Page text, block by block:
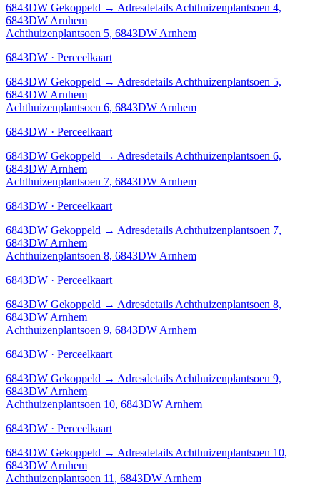
6843DW Gekoppeld → Adresdetails Achthuizenplantsoen 4,
6843DW Arnhem
Achthuizenplantsoen 5, 6843DW Arnhem
6843DW · Perceelkaart
6843DW Gekoppeld → Adresdetails Achthuizenplantsoen 5,
6843DW Arnhem
Achthuizenplantsoen 6, 6843DW Arnhem
6843DW · Perceelkaart
6843DW Gekoppeld → Adresdetails Achthuizenplantsoen 6,
6843DW Arnhem
Achthuizenplantsoen 7, 6843DW Arnhem
6843DW · Perceelkaart
6843DW Gekoppeld → Adresdetails Achthuizenplantsoen 7,
6843DW Arnhem
Achthuizenplantsoen 8, 6843DW Arnhem
6843DW · Perceelkaart
6843DW Gekoppeld → Adresdetails Achthuizenplantsoen 8,
6843DW Arnhem
Achthuizenplantsoen 9, 6843DW Arnhem
6843DW · Perceelkaart
6843DW Gekoppeld → Adresdetails Achthuizenplantsoen 9,
6843DW Arnhem
Achthuizenplantsoen 10, 6843DW Arnhem
6843DW · Perceelkaart
6843DW Gekoppeld → Adresdetails Achthuizenplantsoen 10,
6843DW Arnhem
Achthuizenplantsoen 11, 6843DW Arnhem